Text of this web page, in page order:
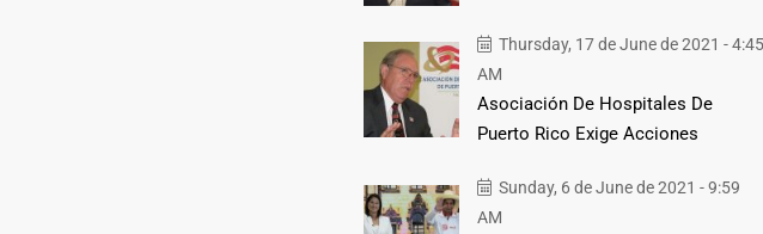
Thursday, 17 de June de 2021 - 4:45
AM
Asociación De Hospitales De
Puerto Rico Exige Acciones
Sunday, 6 de June de 2021 - 9:59
AM